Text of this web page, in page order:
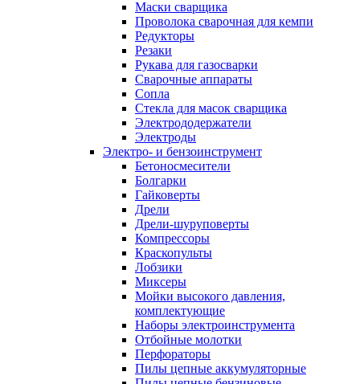
Маски сварщика
Проволока сварочная для кемпи
Редукторы
Резаки
Рукава для газосварки
Сварочные аппараты
Сопла
Стекла для масок сварщика
Электрододержатели
Электроды
Электро- и бензоинструмент
Бетоносмесители
Болгарки
Гайковерты
Дрели
Дрели-шуруповерты
Компрессоры
Краскопульты
Лобзики
Миксеры
Мойки высокого давления,
комплектующие
Наборы электроинструмента
Отбойные молотки
Перфораторы
Пилы цепные аккумуляторные